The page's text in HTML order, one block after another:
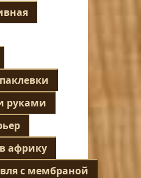
руками
африку
с мембраной